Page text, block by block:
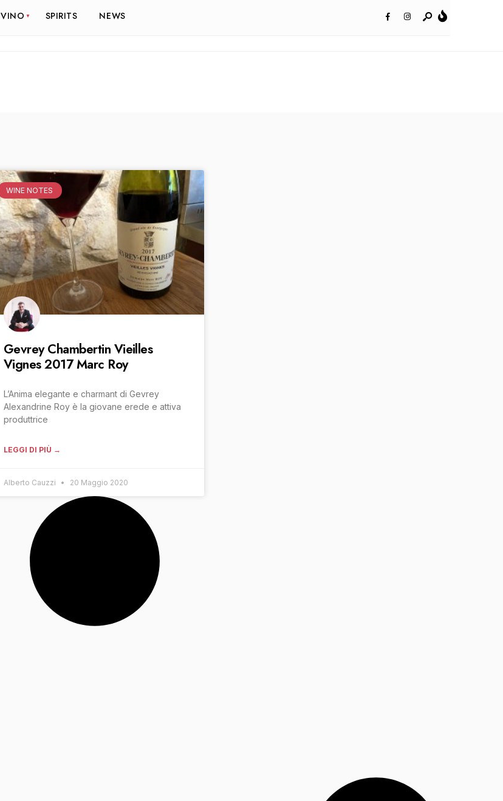
VINO SPIRITS NEWS
WINE NOTES
Gevrey Chambertin Vieilles
Vignes 2017 Marc Roy
L’Anima elegante e charmant di Gevrey
Alexandrine Roy è la giovane erede e attiva
produttrice
LEGGI DI PIÙ →
Alberto Cauzzi 20 Maggio 2020